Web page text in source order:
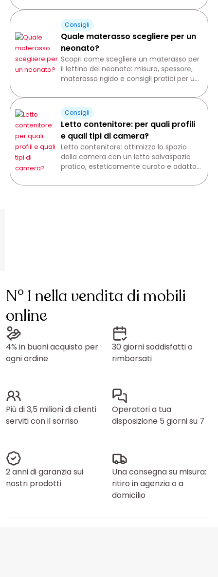
Consigli
Quale materasso scegliere per un
neonato?
Scopri come scegliere un materasso per
il lettino del neonato: misura, spessore,
materasso rigido e consigli pratici per un
Consigli
Letto contenitore: per quali profili
e quali tipi di camera?
Letto contenitore: ottimizza lo spazio
della camera con un letto salvaspazio
pratico, esteticamente curato e adatto
N° 1 nella vendita di mobili
online
4% in buoni acquisto per
ogni ordine
30 giorni soddisfatti o
rimborsati
Più di 3,5 milioni di clienti
serviti con il sorriso
Operatori a tua
disposizione 5 giorni su 7
2 anni di garanzia sui
nostri prodotti
Una consegna su misura:
ritiro in agenzia o a
domicilio